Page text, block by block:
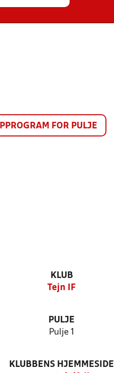
FOR PULJE
KLUB
Tejn IF
PULJE
Pulje 1
KLUBBENS HJEMMESIDE